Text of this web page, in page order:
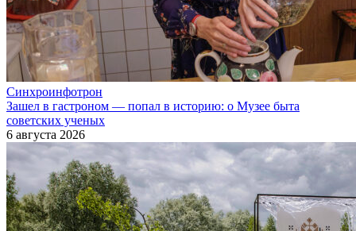
Синхроинфотрон
Зашел в гастроном — попал в историю: о Музее быта
советских ученых
6 августа 2026